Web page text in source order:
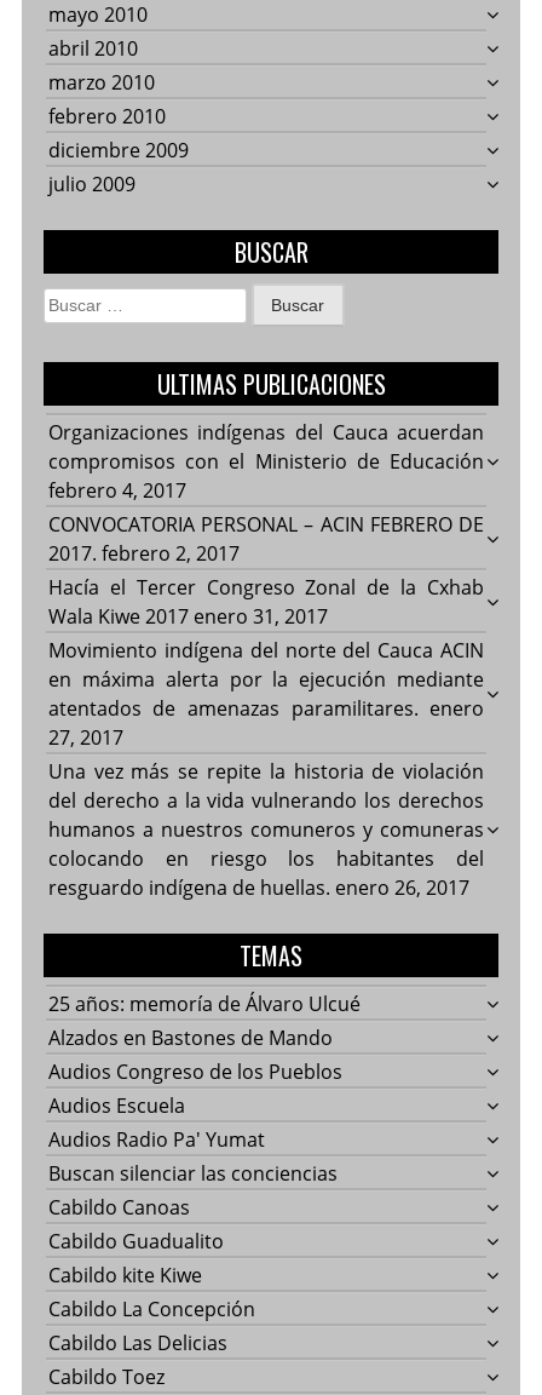
mayo 2010
abril 2010
marzo 2010
febrero 2010
diciembre 2009
julio 2009
BUSCAR
Buscar:
ULTIMAS PUBLICACIONES
Organizaciones indígenas del Cauca acuerdan
compromisos con el Ministerio de Educación
febrero 4, 2017
CONVOCATORIA PERSONAL – ACIN FEBRERO DE
2017. febrero 2, 2017
Hacía el Tercer Congreso Zonal de la Cxhab
Wala Kiwe 2017 enero 31, 2017
Movimiento indígena del norte del Cauca ACIN
en máxima alerta por la ejecución mediante
atentados de amenazas paramilitares. enero
27, 2017
Una vez más se repite la historia de violación
del derecho a la vida vulnerando los derechos
humanos a nuestros comuneros y comuneras
colocando en riesgo los habitantes del
resguardo indígena de huellas. enero 26, 2017
TEMAS
25 años: memoría de Álvaro Ulcué
Alzados en Bastones de Mando
Audios Congreso de los Pueblos
Audios Escuela
Audios Radio Pa' Yumat
Buscan silenciar las conciencias
Cabildo Canoas
Cabildo Guadualito
Cabildo kite Kiwe
Cabildo La Concepción
Cabildo Las Delicias
Cabildo Toez